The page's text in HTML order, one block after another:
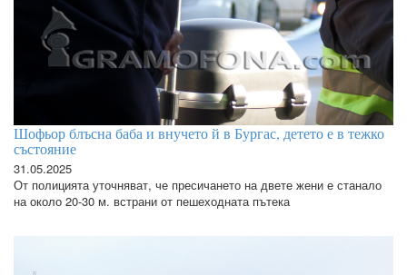
Шофьор блъсна баба и внучето й в Бургас, детето е в тежко
състояние
31.05.2025
От полицията уточняват, че пресичането на двете жени е станало
на около 20-30 м. встрани от пешеходната пътека